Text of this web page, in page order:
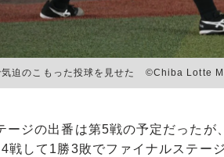
気迫のこもった投球を見せた ©︎Chiba Lotte
ジの出番は第5戦の予定だったが
戦して1勝3敗でファイナルステー